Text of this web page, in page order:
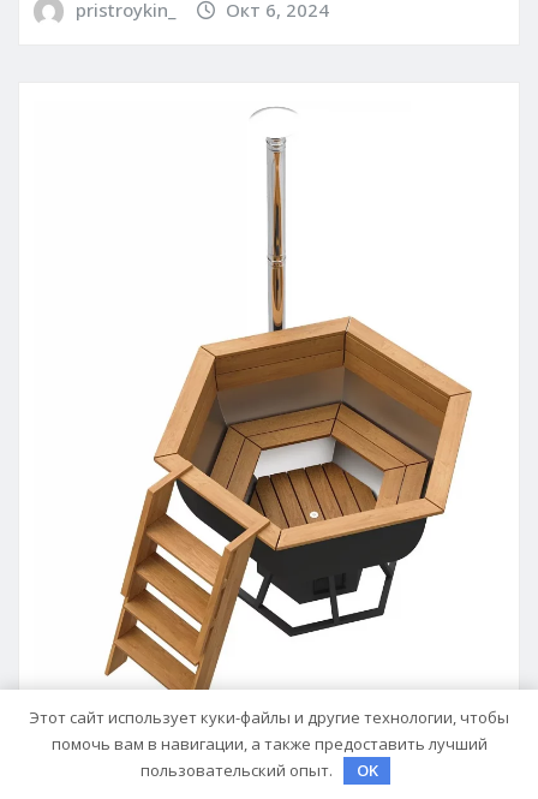
pristroykin_ Окт 6, 2024
Этот сайт использует куки-файлы и другие технологии, чтобы
помочь вам в навигации, а также предоставить лучший
пользовательский опыт.
OK